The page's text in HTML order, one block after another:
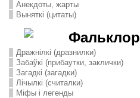
Анекдоты, жарты
Выняткі (цитаты)
Фальклор
Дражнілкі (дразнилки)
Забаўкі (прибаутки, заклички)
Загадкі (загадки)
Лічылкі (считалки)
Міфы і легенды